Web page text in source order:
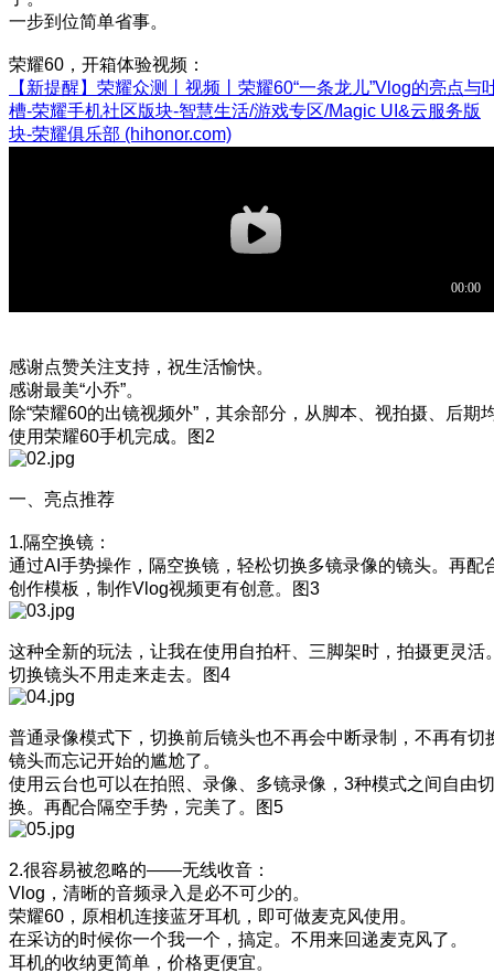
一步到位简单省事。
荣耀60，开箱体验视频：
【新提醒】荣耀众测丨视频丨荣耀60“一条龙儿”Vlog的亮点与
槽-荣耀手机社区版块-智慧生活/游戏专区/Magic UI&云服务版
块-荣耀俱乐部 (hihonor.com)
感谢点赞关注支持，祝生活愉快。
感谢最美“小乔”。
除“荣耀60的出镜视频外”，其余部分，从脚本、视拍摄、后期
使用荣耀60手机完成。图2
一、亮点推荐
1.隔空换镜：
通过AI手势操作，隔空换镜，轻松切换多镜录像的镜头。再配
创作模板，制作Vlog视频更有创意。图3
这种全新的玩法，让我在使用自拍杆、三脚架时，拍摄更灵活
切换镜头不用走来走去。图4
普通录像模式下，切换前后镜头也不再会中断录制，不再有切
镜头而忘记开始的尴尬了。
使用云台也可以在拍照、录像、多镜录像，3种模式之间自由切
换。再配合隔空手势，完美了。图5
2.很容易被忽略的——无线收音：
Vlog，清晰的音频录入是必不可少的。
荣耀60，原相机连接蓝牙耳机，即可做麦克风使用。
在采访的时候你一个我一个，搞定。不用来回递麦克风了。
耳机的收纳更简单，价格更便宜。